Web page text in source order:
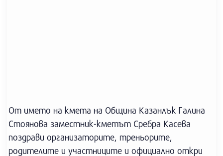
От името на кмета на Община Казанлък Галина
Стоянова заместник-кметът Сребра Касева
поздрави организаторите, треньорите,
родителите и участниците и официално откри